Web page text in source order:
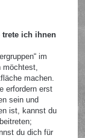
trete ich ihnen
im
möchtest,
machen.
erfordern erst
sein und
ist, kannst du
du dich für